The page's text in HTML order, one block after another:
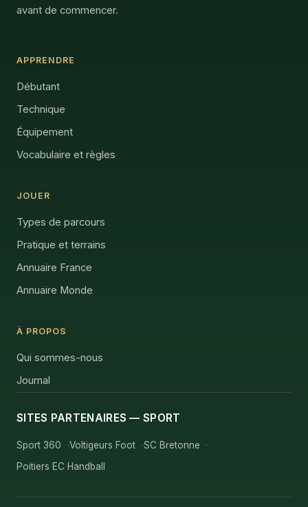
avant de commencer.
APPRENDRE
Débutant
Technique
Équipement
Vocabulaire et règles
JOUER
Types de parcours
Pratique et terrains
Annuaire France
Annuaire Monde
À PROPOS
Qui sommes-nous
Journal
SITES PARTENAIRES — SPORT
Sport 360 Voltigeurs Foot
SC Bretonne
Poitiers EC Handball